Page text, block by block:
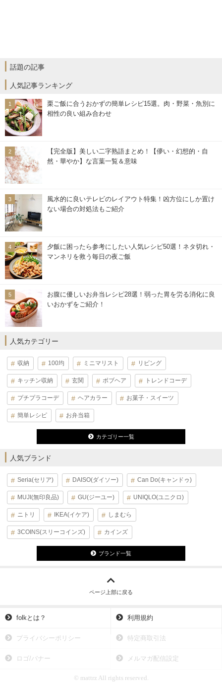
話題の記事
人気記事ランキング
栗ご飯に合うおかずの簡単レシピ15選。肉・野菜・魚別に
相性の良い組み合わせ
【完全版】美しい二字熟語まとめ！【儚い・幻想的・自
然・華やか】な言葉一覧＆意味
風水的に良いテレビのレイアウト特集！凶方位にしか置け
ない場合の対処法もご紹介
夕飯に困ったら参考にしたい人気レシピ50選！ネタ切れ・
マンネリを救う毎日の夜ご飯
お腹に優しいお弁当レシピ28選！弱った胃を労る消化に良
いおかずをご紹介！
人気カテゴリー
収納 100均 ミニマリスト リビング
キッチン収納 玄関 ボブヘア トレンドコーデ
プチプラコーデ ヘアカラー お菓子・スイーツ
簡単レシピ お弁当箱
カテゴリー一覧
人気ブランド
Seria(セリア) DAISO(ダイソー) Can Do(キャンドゥ)
MUJI(無印良品) GU(ジーユー) UNIQLO(ユニクロ)
ニトリ IKEA(イケア) しまむら
3COINS(スリーコインズ) カインズ
ブランド一覧
ページ上部に戻る
folkとは？ 利用規約
プライバシーポリシー 特定商取引法
ロゴ/バナー メルマガ配信設定
© mattrz All rights reserved.